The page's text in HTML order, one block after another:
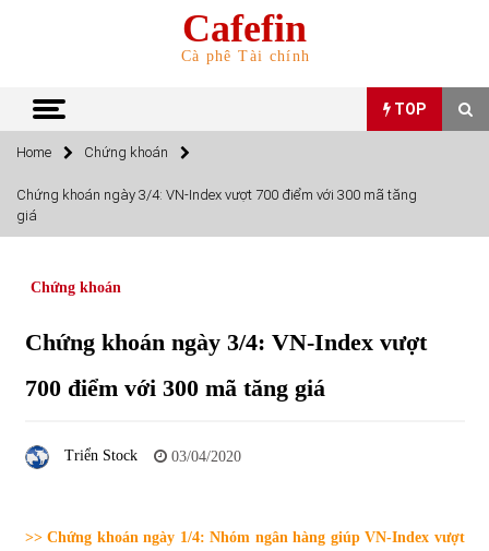
Cafefin
Cà phê Tài chính
TOP
TOP
5/2022
5/2022
Tự doanh ngày 3.6.2022: CTCK mua ròng 28,7 tỷ đồng
Home Chứng khoán
Chứng khoán ngày 3/4: VN-Index vượt 700 điểm với 300 mã tăng
giá
Chứng khoán
Chứng khoán ngày 3/4: VN-Index vượt
700 điểm với 300 mã tăng giá
Triển Stock 03/04/2020
>> Chứng khoán ngày 1/4: Nhóm ngân hàng giúp VN-Index vượt